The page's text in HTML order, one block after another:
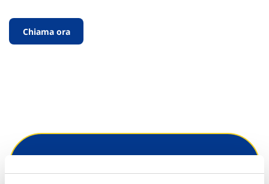
Chiama ora
Hai bisogno di